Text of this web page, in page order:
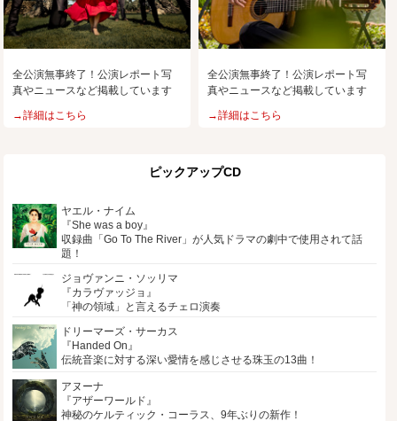
全公演無事終了！公演レポート写
真やニュースなど掲載しています
→詳細はこちら
全公演無事終了！公演レポート写
真やニュースなど掲載しています
→詳細はこちら
ピックアップCD
ヤエル・ナイム
『She was a boy』
収録曲「Go To The River」が人気ドラマの劇中で使用されて話
題！
ジョヴァンニ・ソッリマ
『カラヴァッジョ』
「神の領域」と言えるチェロ演奏
ドリーマーズ・サーカス
『Handed On』
伝統音楽に対する深い愛情を感じさせる珠玉の13曲！
アヌーナ
『アザーワールド』
神秘のケルティック・コーラス、9年ぶりの新作！